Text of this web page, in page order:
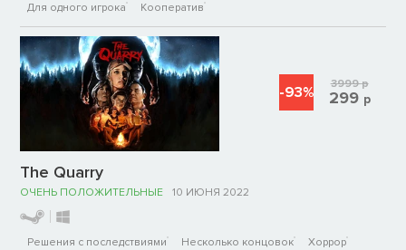
Для одного игрока
Кооператив
The Quarry
ОЧЕНЬ ПОЛОЖИТЕЛЬНЫЕ 10 ИЮНЯ 2022
Решения с последствиями Несколько концовок
Хоррор
-93% 3999р
299 р